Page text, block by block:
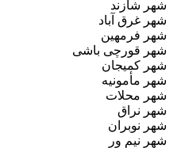
شهر شازند
شهر غرق‌ آباد
شهر فرمهین
شهر قورچی‌ باشی
شهر کمیجان
شهر مأمونیه
شهر محلات
شهر نراق
شهر نوبران
شهر نیم ور